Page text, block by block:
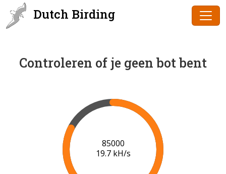
Dutch Birding
Controleren of je geen bot bent
87000
19.9 kH/s